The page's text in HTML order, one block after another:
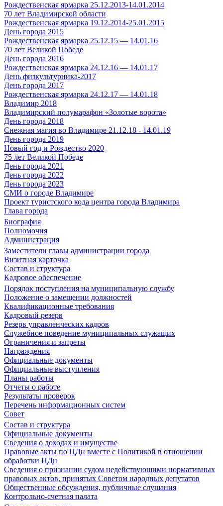
Рождественская ярмарка 25.12.2013-14.01.2014
70 лет Владимирской области
Рождественская ярмарка 19.12.2014-25.01.2015
День города 2015
Рождественская ярмарка 25.12.15 — 14.01.16
70 лет Великой Победе
День города 2016
Рождественская ярмарка 24.12.16 — 14.01.17
День физкультурника-2017
День города 2017
Рождественская ярмарка 24.12.17 — 14.01.18
Владимир 2018
Владимирский полумарафон «Золотые ворота»
День города 2018
Снежная магия во Владимире 21.12.18 - 14.01.19
День города 2019
Новый год и Рождество 2020
75 лет Великой Победе
День города 2021
День города 2022
День города 2023
СМИ о городе Владимире
Проект туристского кода центра города Владимира
Глава города
Биография
Полномочия
Администрация
Заместители главы администрации города
Визитная карточка
Состав и структура
Кадровое обеспечение
Порядок поступления на муниципальную службу
Положение о замещении должностей
Квалификационные требования
Кадровый резерв
Резерв управленческих кадров
Служебное поведение муниципальных служащих
Ограничения и запреты
Награждения
Официальные документы
Официальные выступления
Планы работы
Отчеты о работе
Результаты проверок
Перечень информационных систем
Совет
Состав и структура
Официальные документы
Сведения о доходах и имуществе
Правовые акты по ПДн вместе с Политикой в отношении
обработки ПДн
Сведения о признании судом недействующими нормативных
правовых актов, принятых Советом народных депутатов
Общественные обсуждения, публичные слушания
Контрольно-счетная палата